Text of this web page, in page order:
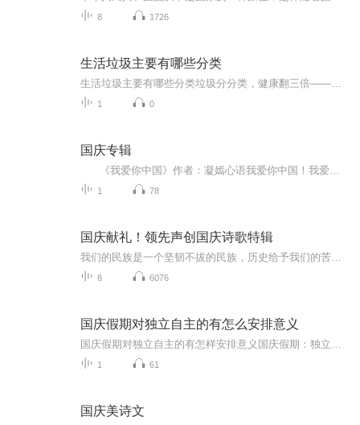
8 1726
生活垃圾主要有哪些分类
1 0
国庆专辑
1 78
国庆献礼！领先声创国庆诗歌特辑
8 6076
国庆假期对独立自主的有怎么安排意义
1 61
国庆美诗文